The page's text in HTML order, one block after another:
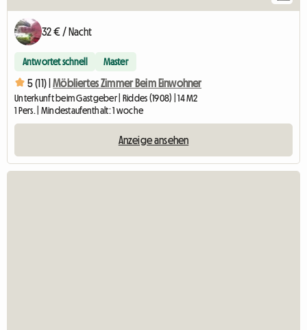
32 € / Nacht
Antwortet schnell Master
5 (11) | Möbliertes Zimmer Beim Einwohner
Unterkunft beim Gastgeber | Riddes (1908) | 14 M2
1 Pers. | Mindestaufenthalt: 1 woche
Anzeige ansehen